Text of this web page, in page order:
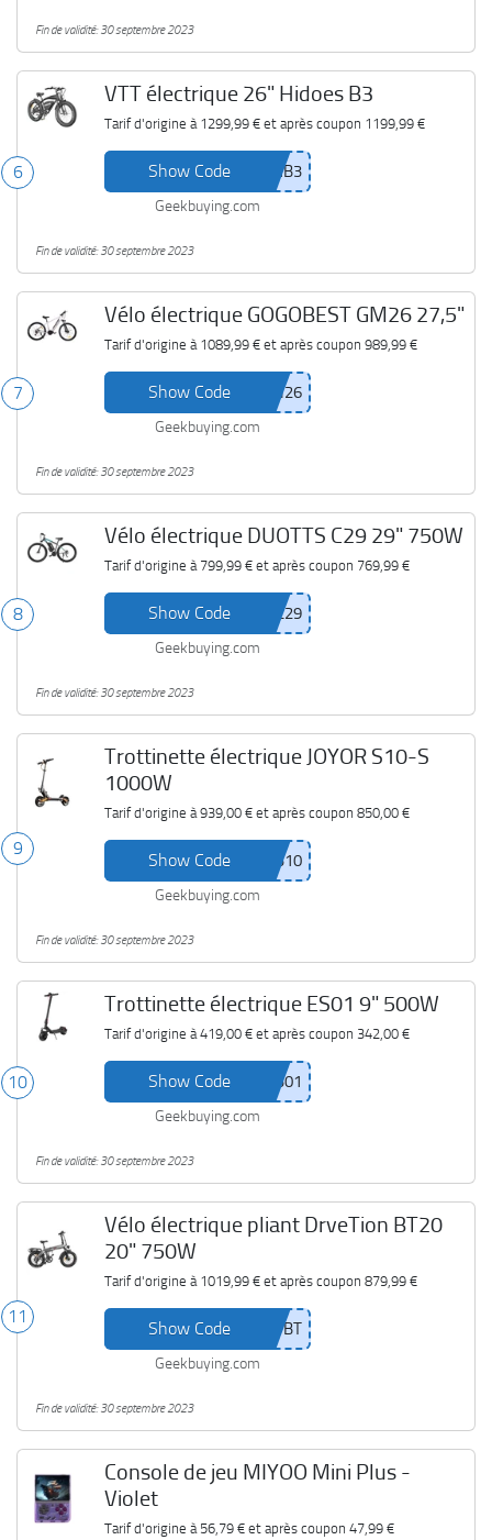
Fin de validité: 30 septembre 2023
6
VTT électrique 26" Hidoes B3
Tarif d'origine à 1299,99 €et après coupon 1199,99 €
Show Code
Geekbuying.com
Fin de validité: 30 septembre 2023
7
Vélo électrique GOGOBEST GM26 27,5"
Tarif d'origine à 1089,99 €et après coupon 989,99 €
Show Code
Geekbuying.com
Fin de validité: 30 septembre 2023
8
Vélo électrique DUOTTS C29 29" 750W
Tarif d'origine à 799,99 €et après coupon 769,99 €
Show Code
Geekbuying.com
Fin de validité: 30 septembre 2023
9
Trottinette électrique JOYOR S10-S
1000W
Tarif d'origine à939,00 €et après coupon 850,00 €
Show Code
Geekbuying.com
Fin de validité: 30 septembre 2023
10
Trottinette électrique ES01 9" 500W
Tarif d'origine à419,00 €et après coupon 342,00 €
Show Code
Geekbuying.com
Fin de validité: 30 septembre 2023
11
Vélo électrique pliant DrveTion BT20
20" 750W
Tarif d'origine à 1019,99 €et après coupon 879,99 €
Show Code
Geekbuying.com
Fin de validité: 30 septembre 2023
Console de jeu MIYOO Mini Plus -
Violet
Tarif d'origine à 56,79 €et après coupon 47,99 €